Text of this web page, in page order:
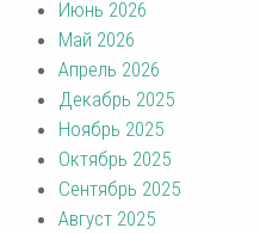
Июнь 2026
Май 2026
Апрель 2026
Декабрь 2025
Ноябрь 2025
Октябрь 2025
Сентябрь 2025
Август 2025